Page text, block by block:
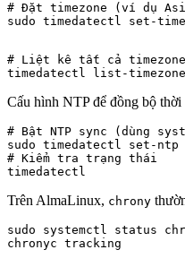
# Đặt timezone (ví dụ
sudo timedatectl set-
# Liệt kê tất cả
timedatectl list-
Cấu hình NTP để đồng bộ thời
# Bật NTP sync (dùng
sudo timedatectl set-ntp
# Kiểm tra trạng thái
timedatectl
Trên AlmaLinux, chrony
sudo systemctl status
chronyc tracking